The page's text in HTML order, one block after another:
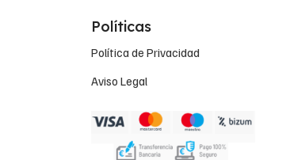
Políticas
Política de Privacidad
Aviso Legal